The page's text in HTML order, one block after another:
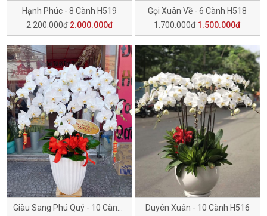
Hạnh Phúc - 8 Cành H519
2.200.000đ 2.000.000đ
Gọi Xuân Về - 6 Cành H518
1.700.000đ 1.500.000đ
Duyên Xuân - 10 Cành H516